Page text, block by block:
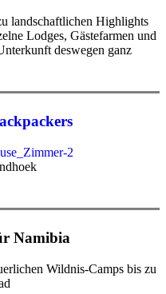
landschaftlichen Highlights
Lodges, Gästefarmen und
deswegen ganz
Namibia
Wildnis-Camps bis zu